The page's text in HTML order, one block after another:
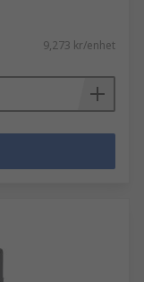
9,273 kr/enhet